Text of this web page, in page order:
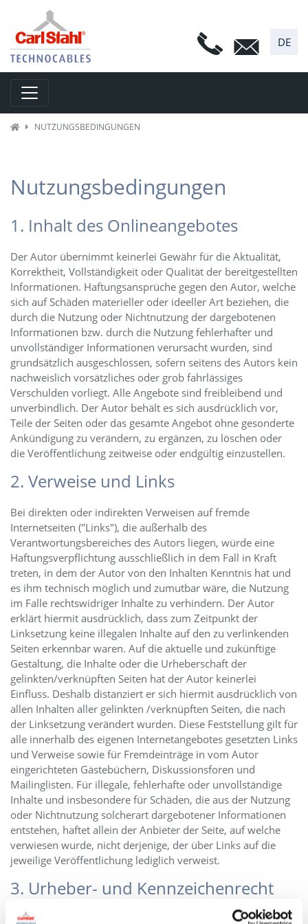
DE
Toggle navigation
NUTZUNGSBEDINGUNGEN
Nutzungsbedingungen
1. Inhalt des Onlineangebotes
Der Autor übernimmt keinerlei Gewähr für die Aktualität,
Korrektheit, Vollständigkeit oder Qualität der bereitgestellten
Informationen. Haftungsansprüche gegen den Autor, welche
sich auf Schäden materieller oder ideeller Art beziehen, die
durch die Nutzung oder Nichtnutzung der dargebotenen
Informationen bzw. durch die Nutzung fehlerhafter und
unvollständiger Informationen verursacht wurden, sind
grundsätzlich ausgeschlossen, sofern seitens des Autors kein
nachweislich vorsätzliches oder grob fahrlässiges
Verschulden vorliegt. Alle Angebote sind freibleibend und
unverbindlich. Der Autor behält es sich ausdrücklich vor,
Teile der Seiten oder das gesamte Angebot ohne gesonderte
Ankündigung zu verändern, zu ergänzen, zu löschen oder
die Veröffentlichung zeitweise oder endgültig einzustellen.
2. Verweise und Links
Bei direkten oder indirekten Verweisen auf fremde
Internetseiten ("Links"), die außerhalb des
Verantwortungsbereiches des Autors liegen, würde eine
Haftungsverpflichtung ausschließlich in dem Fall in Kraft
treten, in dem der Autor von den Inhalten Kenntnis hat und
es ihm technisch möglich und zumutbar wäre, die Nutzung
im Falle rechtswidriger Inhalte zu verhindern. Der Autor
erklärt hiermit ausdrücklich, dass zum Zeitpunkt der
Linksetzung keine illegalen Inhalte auf den zu verlinkenden
Seiten erkennbar waren. Auf die aktuelle und zukünftige
Gestaltung, die Inhalte oder die Urheberschaft der
gelinkten/verknüpften Seiten hat der Autor keinerlei
Einfluss. Deshalb distanziert er sich hiermit ausdrücklich von
allen Inhalten aller gelinkten /verknüpften Seiten, die nach
der Linksetzung verändert wurden. Diese Feststellung gilt für
alle innerhalb des eigenen Internetangebotes gesetzten Links
und Verweise sowie für Fremdeinträge in vom Autor
eingerichteten Gästebüchern, Diskussionsforen und
Mailinglisten. Für illegale, fehlerhafte oder unvollständige
Inhalte und insbesondere für Schäden, die aus der Nutzung
oder Nichtnutzung solcherart dargebotener Informationen
entstehen, haftet allein der Anbieter der Seite, auf welche
verwiesen wurde, nicht derjenige, der über Links auf die
jeweilige Veröffentlichung lediglich verweist.
3. Urheber- und Kennzeichenrecht
Der Autor ist bestrebt, in allen Publikationen die